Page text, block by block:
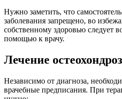
Нужно заметить, что
заболевания запрещено, во
собственному здоровью следует
помощью к врачу.
Лечение
Независимо от диагноза,
врачебные предписания. При